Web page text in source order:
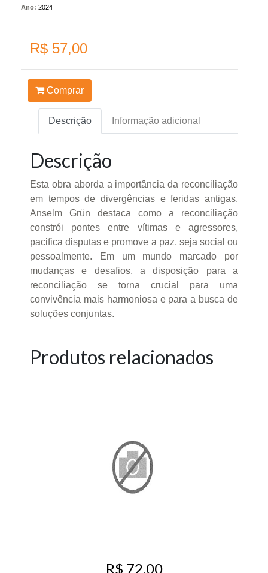
Ano: 2024
R$ 57,00
Comprar
Descrição Informação adicional
Descrição
Esta obra aborda a importância da reconciliação
em tempos de divergências e feridas antigas.
Anselm Grün destaca como a reconciliação
constrói pontes entre vítimas e agressores,
pacifica disputas e promove a paz, seja social ou
pessoalmente. Em um mundo marcado por
mudanças e desafios, a disposição para a
reconciliação se torna crucial para uma
convivência mais harmoniosa e para a busca de
soluções conjuntas.
Produtos relacionados
R$ 72,00